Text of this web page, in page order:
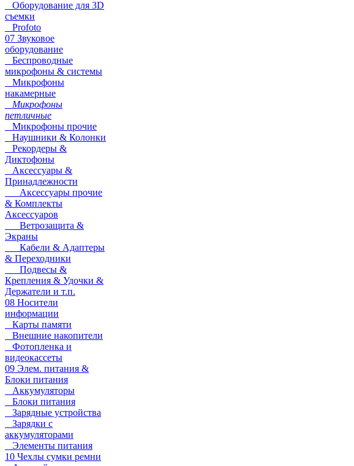
Оборудование для 3D
съемки
Profoto
07 Звуковое
оборудование
Беспроводные
микрофоны & системы
Микрофоны
накамерные
Микрофоны
петличные
Микрофоны прочие
Наушники & Колонки
Рекордеры &
Диктофоны
Аксессуары &
Принадлежности
Аксессуары прочие
& Комплекты
Аксессуаров
Ветрозащита &
Экраны
Кабели & Адаптеры
& Переходники
Подвесы &
Крепления & Удочки &
Держатели и т.п.
08 Носители
информации
Карты памяти
Внешние накопители
Фотопленка и
видеокассеты
09 Элем. питания &
Блоки питания
Аккумуляторы
Блоки питания
Зарядные устройства
Зарядки с
аккумуляторами
Элементы питания
10 Чехлы сумки ремни